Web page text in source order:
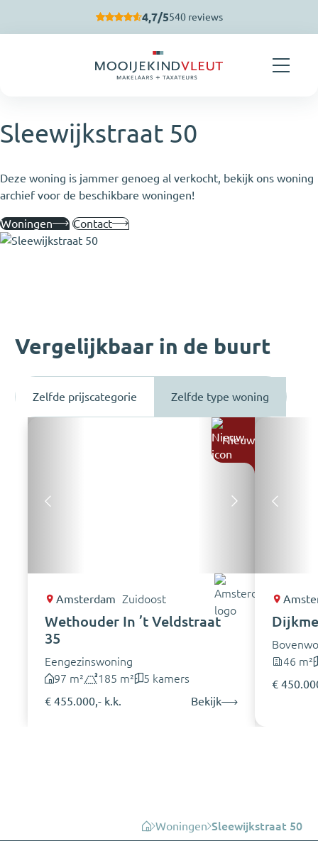
4,7/5540 reviews
Sleewijkstraat 50
Deze woning is jammer genoeg al verkocht, bekijk ons woning
archief voor de beschikbare woningen!
Woningen Contact
Vergelijkbaar in de buurt
Zelfde prijscategorie Zelfde type woning
Nieuw
Amsterdam Zuidoost
Wethouder In ’t Veldstraat
35
Eengezinswoning
97 m²
185 m²
5 kamers
€ 455.000,- k.k.
Bekijk
46 m²
€
Woningen Sleewijkstraat 50